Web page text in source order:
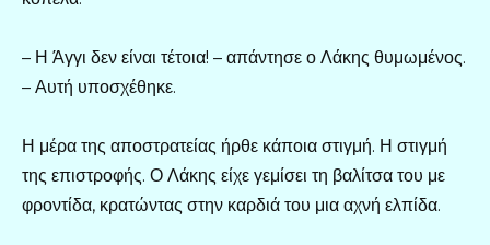
– Η Άγγι δεν είναι τέτοια! – απάντησε ο Λάκης θυμωμένος.
– Αυτή υποσχέθηκε.
Η μέρα της αποστρατείας ήρθε κάποια στιγμή. Η στιγμή
της επιστροφής. Ο Λάκης είχε γεμίσει τη βαλίτσα του με
φροντίδα, κρατώντας στην καρδιά του μια αχνή ελπίδα.